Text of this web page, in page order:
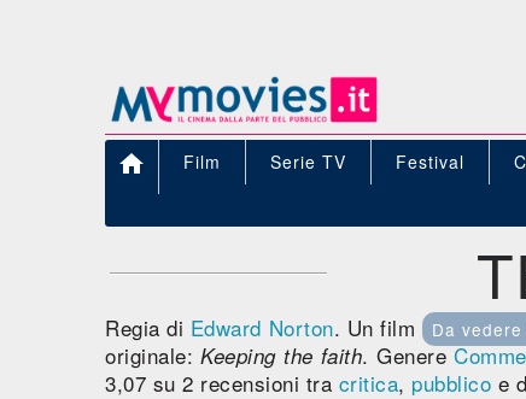
 Film Serie TV Festival
Regia di Edward Norton. Un film Da
originale:Keeping the faith. Genere
3,07 su 2 recensioni tra critica, pubblico e